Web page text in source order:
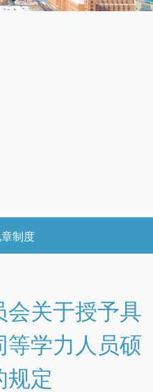
制度
会关于授予具
学力人员硕
规定